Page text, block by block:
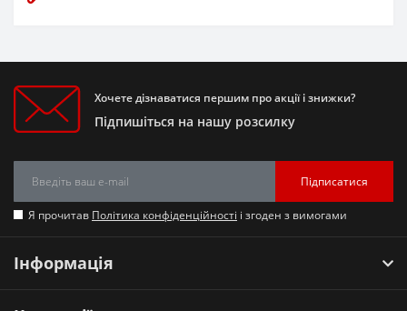
Хочете дізнаватися першим про акції і знижки?
Підпишіться на нашу розсилку
Підписатися
Я прочитав Політика конфіденційності і згоден з вимогами
Інформація